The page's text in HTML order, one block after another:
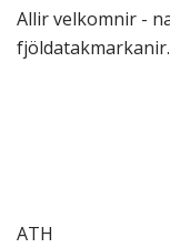
Allir velkomnir -
fjöldatakmarkanir.
ATH